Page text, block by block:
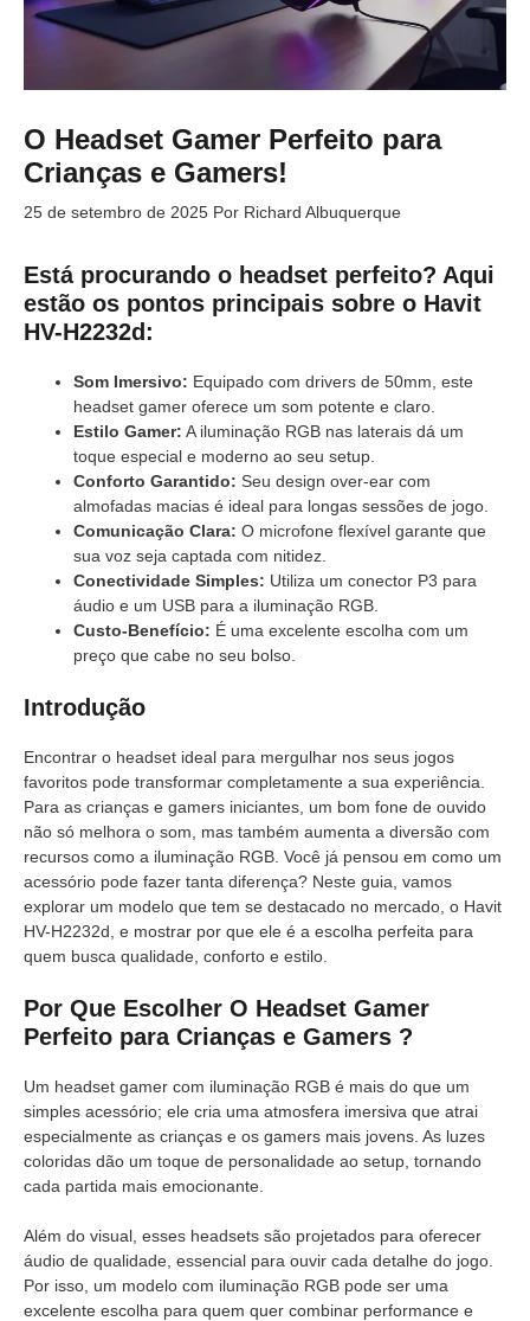
O Headset Gamer Perfeito para
Crianças e Gamers!
25 de setembro de 2025 Por Richard Albuquerque
Está procurando o headset perfeito? Aqui
estão os pontos principais sobre o Havit
HV-H2232d:
Som Imersivo: Equipado com drivers de 50mm, este
headset gamer oferece um som potente e claro.
Estilo Gamer: A iluminação RGB nas laterais dá um
toque especial e moderno ao seu setup.
Conforto Garantido: Seu design over-ear com
almofadas macias é ideal para longas sessões de jogo.
Comunicação Clara: O microfone flexível garante que
sua voz seja captada com nitidez.
Conectividade Simples: Utiliza um conector P3 para
áudio e um USB para a iluminação RGB.
Custo-Benefício: É uma excelente escolha com um
preço que cabe no seu bolso.
Introdução
Encontrar o headset ideal para mergulhar nos seus jogos
favoritos pode transformar completamente a sua experiência.
Para as crianças e gamers iniciantes, um bom fone de ouvido
não só melhora o som, mas também aumenta a diversão com
recursos como a iluminação RGB. Você já pensou em como um
acessório pode fazer tanta diferença? Neste guia, vamos
explorar um modelo que tem se destacado no mercado, o Havit
HV-H2232d, e mostrar por que ele é a escolha perfeita para
quem busca qualidade, conforto e estilo.
Por Que Escolher O Headset Gamer
Perfeito para Crianças e Gamers ?
Um headset gamer com iluminação RGB é mais do que um
simples acessório; ele cria uma atmosfera imersiva que atrai
especialmente as crianças e os gamers mais jovens. As luzes
coloridas dão um toque de personalidade ao setup, tornando
cada partida mais emocionante.
Além do visual, esses headsets são projetados para oferecer
áudio de qualidade, essencial para ouvir cada detalhe do jogo.
Por isso, um modelo com iluminação RGB pode ser uma
excelente escolha para quem quer combinar performance e